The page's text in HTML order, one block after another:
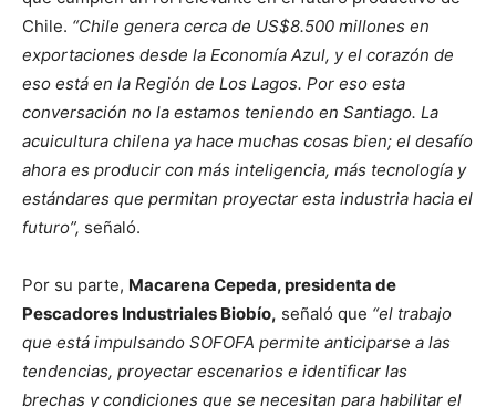
Chile. “Chile genera cerca de US$8.500 millones en
exportaciones desde la Economía Azul, y el corazón de
eso está en la Región de Los Lagos. Por eso esta
conversación no la estamos teniendo en Santiago. La
acuicultura chilena ya hace muchas cosas bien; el desafío
ahora es producir con más inteligencia, más tecnología y
estándares que permitan proyectar esta industria hacia el
futuro”, señaló.
Por su parte, Macarena Cepeda, presidenta de
Pescadores Industriales Biobío, señaló que “el trabajo
que está impulsando SOFOFA permite anticiparse a las
tendencias, proyectar escenarios e identificar las
brechas y condiciones que se necesitan para habilitar el